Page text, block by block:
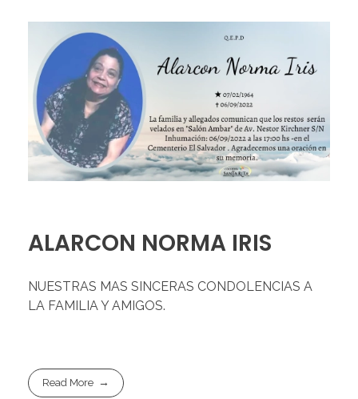
ALARCON NORMA IRIS
NUESTRAS MAS SINCERAS CONDOLENCIAS A
LA FAMILIA Y AMIGOS.
Read More